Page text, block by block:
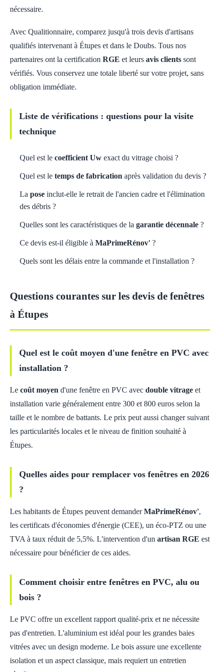
nécessaire.
Avec Qualitionnaire, comparez jusqu'à trois devis d'artisans
qualifiés intervenant à Étupes et dans le Doubs. Tous nos
partenaires ont la certification RGE et leurs avis clients sont
vérifiés. Vous conservez une totale liberté sur votre projet, sans
obligation immédiate.
Liste de vérifications : questions pour la visite
technique
Quel est le coefficient Uw exact du vitrage choisi ?
Quel est le temps de fabrication après validation du devis ?
La pose inclut-elle le retrait de l'ancien cadre et l'élimination
des débris ?
Quelles sont les caractéristiques de la garantie décennale ?
Ce devis est-il éligible à MaPrimeRénov' ?
Quels sont les délais entre la commande et l'installation ?
Questions courantes sur les devis de fenêtres
à Étupes
Quel est le coût moyen d'une fenêtre en PVC avec
installation ?
Le coût moyen d'une fenêtre en PVC avec double vitrage et
installation varie généralement entre 300 et 800 euros selon la
taille et le nombre de battants. Le prix peut aussi changer suivant
les particularités locales et le niveau de finition souhaité à
Étupes.
Quelles aides pour remplacer vos fenêtres en 2026
?
Les habitants de Étupes peuvent demanderMaPrimeRénov',
les certificats d'économies d'énergie (CEE), un éco-PTZ ou une
TVA à taux réduit de 5,5%. L'intervention d'un artisan RGE est
nécessaire pour bénéficier de ces aides.
Comment choisir entre fenêtres en PVC, alu ou
bois ?
Le PVC offre un excellent rapport qualité-prix et ne nécessite
pas d'entretien. L'aluminium est idéal pour les grandes baies
vitrées avec un design moderne. Le bois assure une excellente
isolation et un aspect classique, mais requiert un entretien